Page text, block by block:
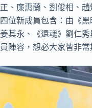
正、廉惠蘭、劉俊相、
四位新成員包含：由《
姜其永、《還魂》劉仁
員陣容，想必大家皆非